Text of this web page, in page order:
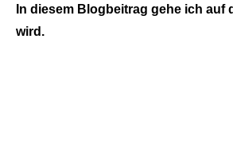
In diesem Blogbeitrag gehe ich
wird.